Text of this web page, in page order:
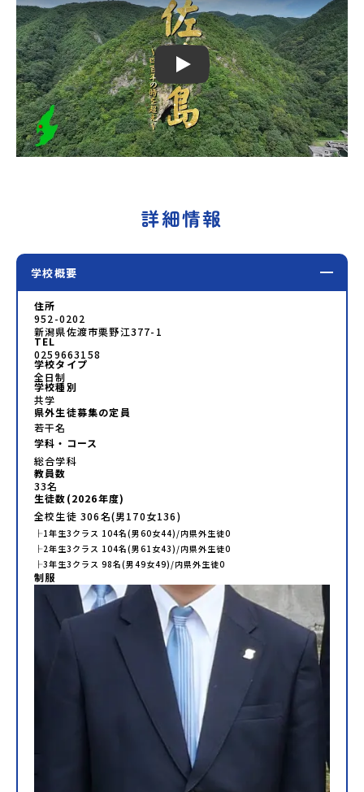
Play
詳細情報
学校概要
住所
952-0202
新潟県佐渡市栗野江377-1
TEL
0259663158
学校タイプ
全日制
学校種別
共学
県外生徒募集の定員
若干名
学科・コース
総合学科
教員数
33名
生徒数(2026年度)
全校生徒 306名(男170女136)
├1年生3 クラス 104名(男60女44)/内県外生徒0
├2年生3 クラス 104名(男61 女43)/内県外生徒0
├3年生3 クラス 98名(男49女49)/内県外生徒0
制服